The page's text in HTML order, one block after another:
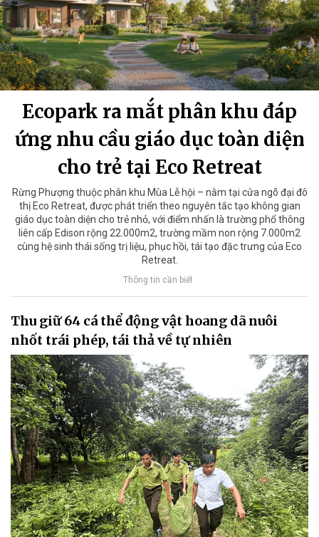
Ecopark ra mắt phân khu đáp
ứng nhu cầu giáo dục toàn diện
cho trẻ tại Eco Retreat
Rừng Phượng thuộc phân khu Mùa Lễ hội – nằm tại cửa ngõ đại đô
thị Eco Retreat, được phát triển theo nguyên tắc tạo không gian
giáo dục toàn diện cho trẻ nhỏ, với điểm nhấn là trường phổ thông
liên cấp Edison rộng 22.000m2, trường mầm non rộng 7.000m2
cùng hệ sinh thái sống trị liệu, phục hồi, tái tạo đặc trưng của Eco
Retreat.
Thông tin cần biết
Thu giữ 64 cá thể động vật hoang dã nuôi
nhốt trái phép, tái thả về tự nhiên